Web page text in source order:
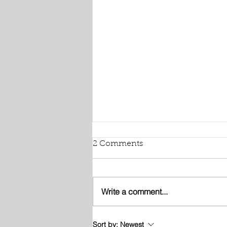
Café Memória Oeiras -
2 Comments
Write a comment...
Sort by: Newest